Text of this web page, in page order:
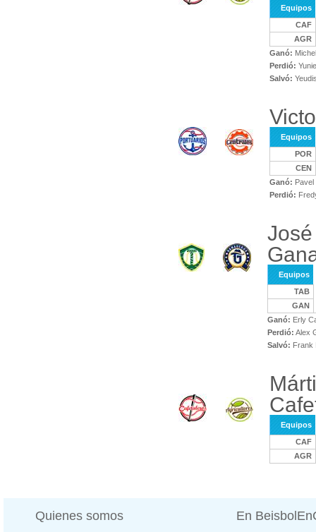
Equipos
CAF
AGR
Ganó:
Perdió:
Salvó:
Equipos
POR
CEN
Ganó:
Perdió:
Equipos
TAB
GAN
Ganó: Erly
Perdió: Alex
Salvó: Frank
Equipos
CAF
AGR
Quienes somos En